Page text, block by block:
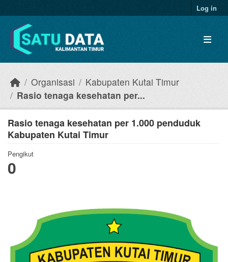
Log in
Organisasi
Kabupaten Kutai Timur
Rasio tenaga kesehatan per...
Rasio tenaga kesehatan per 1.000 penduduk
Kabupaten Kutai Timur
Pengikut
0